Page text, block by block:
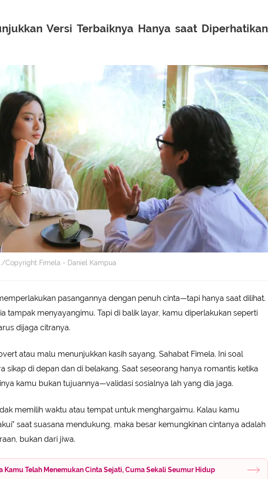
Versi Terbaiknya Hanya saat Diperhatikan
Copyright Fimela - Daniel Kampua
pasangannya dengan penuh cinta—tapi hanya saat dilihat.
tampak menyayangimu. Tapi di balik layar, kamu diperlakukan seperti
dijaga citranya.
atau malu menunjukkan kasih sayang, Sahabat Fimela. Ini soal
sikap di depan dan di belakang. Saat seseorang hanya romantis ketika
kamu bukan tujuannya—validasi sosialnya lah yang dia jaga.
memilih waktu atau tempat untuk menghargaimu. Kalau kamu
saat suasana mendukung, maka besar kemungkinan cintanya adalah
bukan dari jiwa.
Kamu Telah Menemukan Cinta Sejati, Cuma Sekali Seumur Hidup